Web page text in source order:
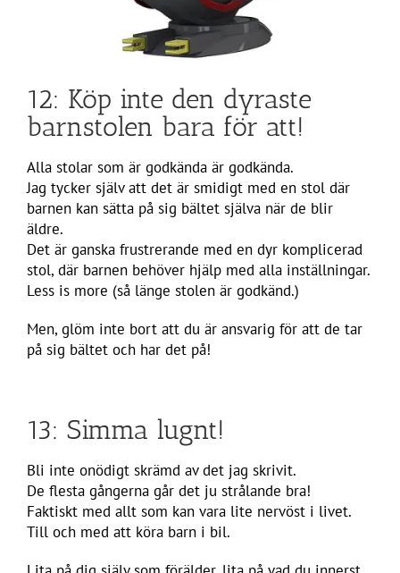
12: Köp inte den dyraste
barnstolen bara för att!
Alla stolar som är godkända är godkända.
Jag tycker själv att det är smidigt med en stol där
barnen kan sätta på sig bältet själva när de blir
äldre.
Det är ganska frustrerande med en dyr komplicerad
stol, där barnen behöver hjälp med alla inställningar.
Less is more (så länge stolen är godkänd.)
Men, glöm inte bort att du är ansvarig för att de tar
på sig bältet och har det på!
13: Simma lugnt!
Bli inte onödigt skrämd av det jag skrivit.
De flesta gångerna går det ju strålande bra!
Faktiskt med allt som kan vara lite nervöst i livet.
Till och med att köra barn i bil.